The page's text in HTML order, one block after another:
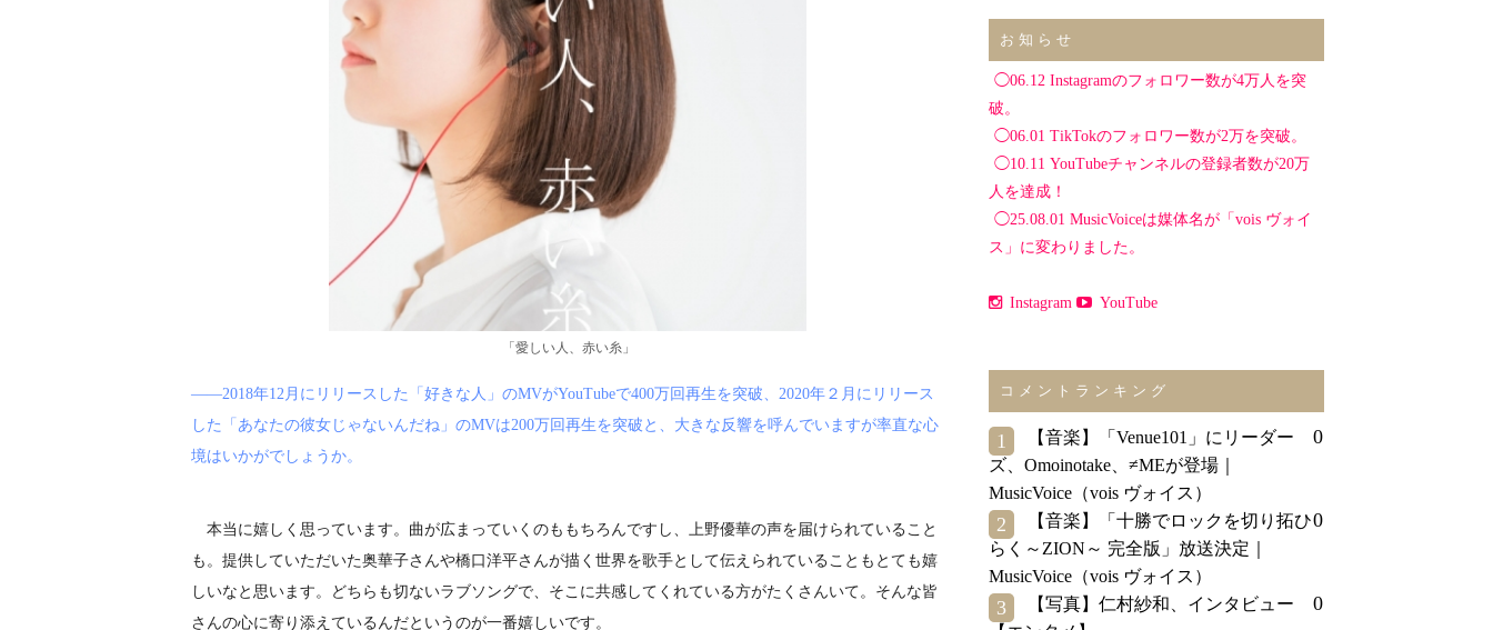
「愛しい人、赤い糸」
――2018年12月にリリースした「好きな人」のMVがYouTubeで400万回再生を突破、2020年２月にリリース
した「あなたの彼女じゃないんだね」のMVは200万回再生を突破と、大きな反響を呼んでいますが率直な心
境はいかがでしょうか。
本当に嬉しく思っています。曲が広まっていくのももちろんですし、上野優華の声を届けられていること
も。提供していただいた奥華子さんや橋口洋平さんが描く世界を歌手として伝えられていることもとても嬉
しいなと思います。どちらも切ないラブソングで、そこに共感してくれている方がたくさんいて。そんな皆
さんの心に寄り添えているんだというのが一番嬉しいです。
お知らせ
◯06.12 Instagramのフォロワー数が4万人を突
破。
◯06.01 TikTokのフォロワー数が2万を突破。
◯10.11 YouTubeチャンネルの登録者数が20万
人を達成！
◯25.08.01 MusicVoiceは媒体名が「vois ヴォイ
ス」に変わりました。
Instagram YouTube
コメントランキング
1
【音楽】「Venue101」にリーダー
ズ、Omoinotake、≠MEが登場｜
MusicVoice（vois ヴォイス）
0
2
【音楽】「十勝でロックを切り拓ひ
らく～ZION～ 完全版」放送決定｜
MusicVoice（vois ヴォイス）
0
3
【写真】仁村紗和、インタビュー
0